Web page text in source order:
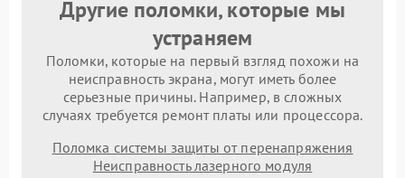
Другие поломки, которые мы
устраняем
Поломки, которые на первый взгляд похожи на
неисправность экрана, могут иметь более
серьезные причины. Например, в сложных
случаях требуется ремонт платы или процессора.
Поломка системы защиты от перенапряжения
Неисправность лазерного модуля